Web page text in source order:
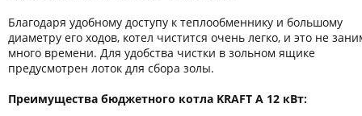
Благодаря удобному доступу к теплообменнику и большому
диаметру его ходов, котел чистится очень легко, и это не
много времени. Для удобства чистки в зольном ящике
предусмотрен лоток для сбора золы.
Преимущества бюджетного котла KRAFT A 12 кВт: